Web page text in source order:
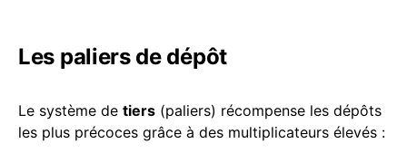
Les paliers de dépôt
Le système de tiers (paliers) récompense les dépôts
les plus précoces grâce à des multiplicateurs élevés :